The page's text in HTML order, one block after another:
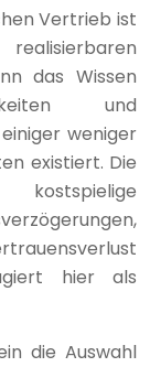
Vertrieb ist
das Wissen
und
weniger
existiert. Die
hier als
die Auswahl